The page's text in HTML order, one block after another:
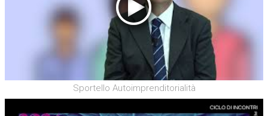
Sportello Autoimprenditorialità